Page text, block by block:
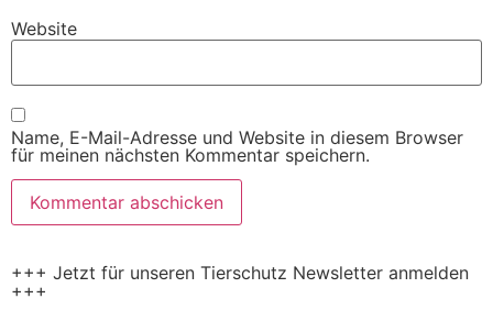
Website
Name, E-Mail-Adresse und Website in diesem Browser
für meinen nächsten Kommentar speichern.
+++ Jetzt für unseren Tierschutz Newsletter anmelden
+++